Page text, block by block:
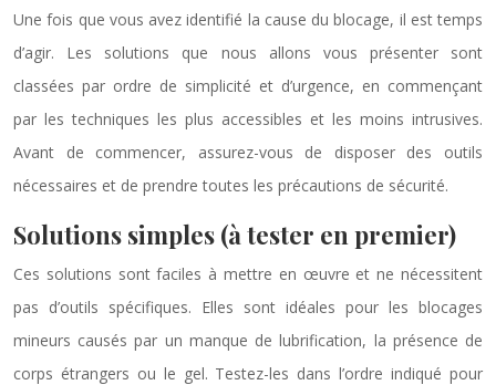
Une fois que vous avez identifié la cause du blocage, il est temps
d’agir. Les solutions que nous allons vous présenter sont
classées par ordre de simplicité et d’urgence, en commençant
par les techniques les plus accessibles et les moins intrusives.
Avant de commencer, assurez-vous de disposer des outils
nécessaires et de prendre toutes les précautions de sécurité.
Solutions simples (à tester en premier)
Ces solutions sont faciles à mettre en œuvre et ne nécessitent
pas d’outils spécifiques. Elles sont idéales pour les blocages
mineurs causés par un manque de lubrification, la présence de
corps étrangers ou le gel. Testez-les dans l’ordre indiqué pour